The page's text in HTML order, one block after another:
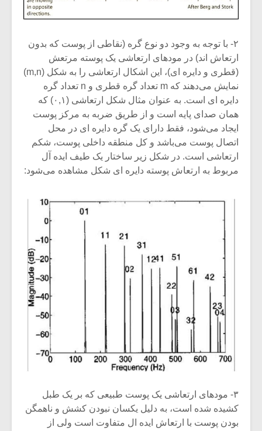
۲- با توجه به وجود دو نوع گره (نقاطی از پوست که بدون
ارتعاش اند) در مودهای ارتعاشی یک پوسته مرتعش
(قطری و دایره ای)، این اشکال ارتعاشی را به شکل (m,n)
نمایش می‌دهند که m تعداد گره قطری و n تعداد گره
دایره ای است. به عنوان مثال شکل ارتعاشی (۰,۱) که
همان صدای پایه است و از طریق ضربه به مرکز پوست
ایجاد می‌شود، فقط دارای یک گره دایره ای در محل
اتصال پوست می‌باشد و کل منطقه داخلی پوست، شکم
ارتعاشی است. در شکل زیر ساختار یک طیف ایده آل
مربوط به ارتعاش پوسته دایره ای شکل مشاهده می‌شود:
۳- مودهای ارتعاشی یک پوست طبیعی که بر یک طبل
کشیده شده است، به دلیل یکسان نبودن کشش و ناهمگن
بودن پوست با ارتعاش ایده ال متفاوت است ولی از